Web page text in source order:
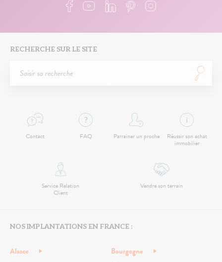
RECHERCHE SUR LE SITE
Contact FAQ Parrainer un proche Réussir son achat
immobilier
Service Relation
Client
Vendre son terrain
NOS IMPLANTATIONS EN FRANCE :
Alsace Bourgogne